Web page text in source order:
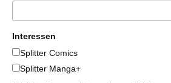
Interessen
Splitter Comics
Splitter Manga+